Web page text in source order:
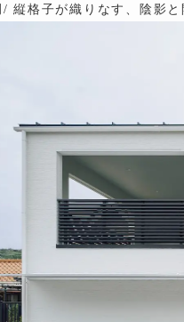
縦格子が織りなす、陰影